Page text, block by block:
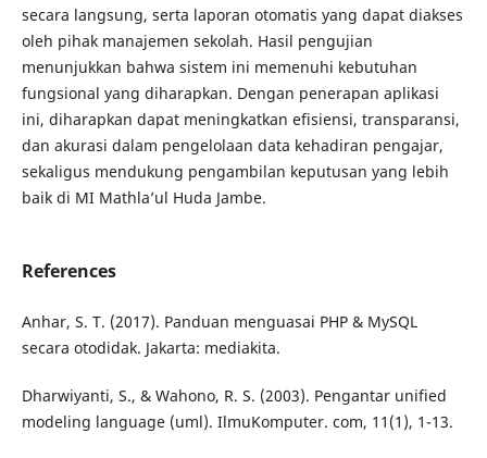
secara langsung, serta laporan otomatis yang dapat diakses
oleh pihak manajemen sekolah. Hasil pengujian
menunjukkan bahwa sistem ini memenuhi kebutuhan
fungsional yang diharapkan. Dengan penerapan aplikasi
ini, diharapkan dapat meningkatkan efisiensi, transparansi,
dan akurasi dalam pengelolaan data kehadiran pengajar,
sekaligus mendukung pengambilan keputusan yang lebih
baik di MI Mathla’ul Huda Jambe.
References
Anhar, S. T. (2017). Panduan menguasai PHP & MySQL
secara otodidak. Jakarta: mediakita.
Dharwiyanti, S., & Wahono, R. S. (2003). Pengantar unified
modeling language (uml). IlmuKomputer. com, 11(1), 1-13.